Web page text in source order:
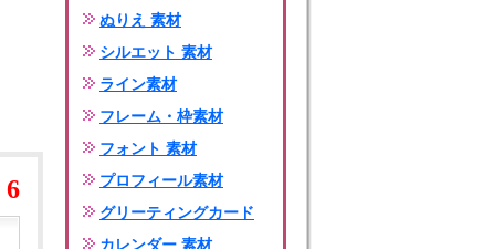
6
ぬりえ 素材
シルエット 素材
ライン素材
フレーム・枠素材
フォント 素材
プロフィール素材
グリーティングカード
カレンダー 素材